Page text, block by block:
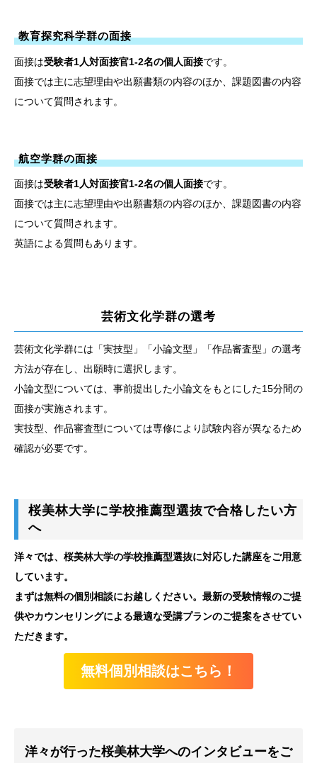
教育探究科学群の面接
面接は受験者1人対面接官1-2名の個人面接です。
面接では主に志望理由や出願書類の内容のほか、課題図書の内容
について質問されます。
航空学群の面接
面接は受験者1人対面接官1-2名の個人面接です。
面接では主に志望理由や出願書類の内容のほか、課題図書の内容
について質問されます。
英語による質問もあります。
芸術文化学群の選考
芸術文化学群には「実技型」「小論文型」「作品審査型」の選考
方法が存在し、出願時に選択します。
小論文型については、事前提出した小論文をもとにした15分間の
面接が実施されます。
実技型、作品審査型については専修により試験内容が異なるため
確認が必要です。
桜美林大学に学校推薦型選抜で合格したい方
へ
洋々では、桜美林大学の学校推薦型選抜に対応した講座をご用意
しています。
まずは無料の個別相談にお越しください。最新の受験情報のご提
供やカウンセリングによる最適な受講プランのご提案をさせてい
ただきます。
無料個別相談はこちら！
洋々が行った桜美林大学へのインタビューをご